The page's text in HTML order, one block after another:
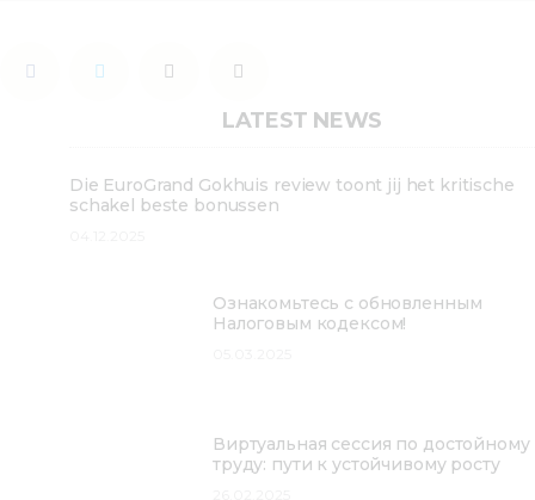
LATEST NEWS
Die EuroGrand Gokhuis review toont jij het kritische
schakel beste bonussen
Ознакомьтесь с обновленным
Налоговым кодексом!
Виртуальная сессия по достойному
труду: пути к устойчивому росту